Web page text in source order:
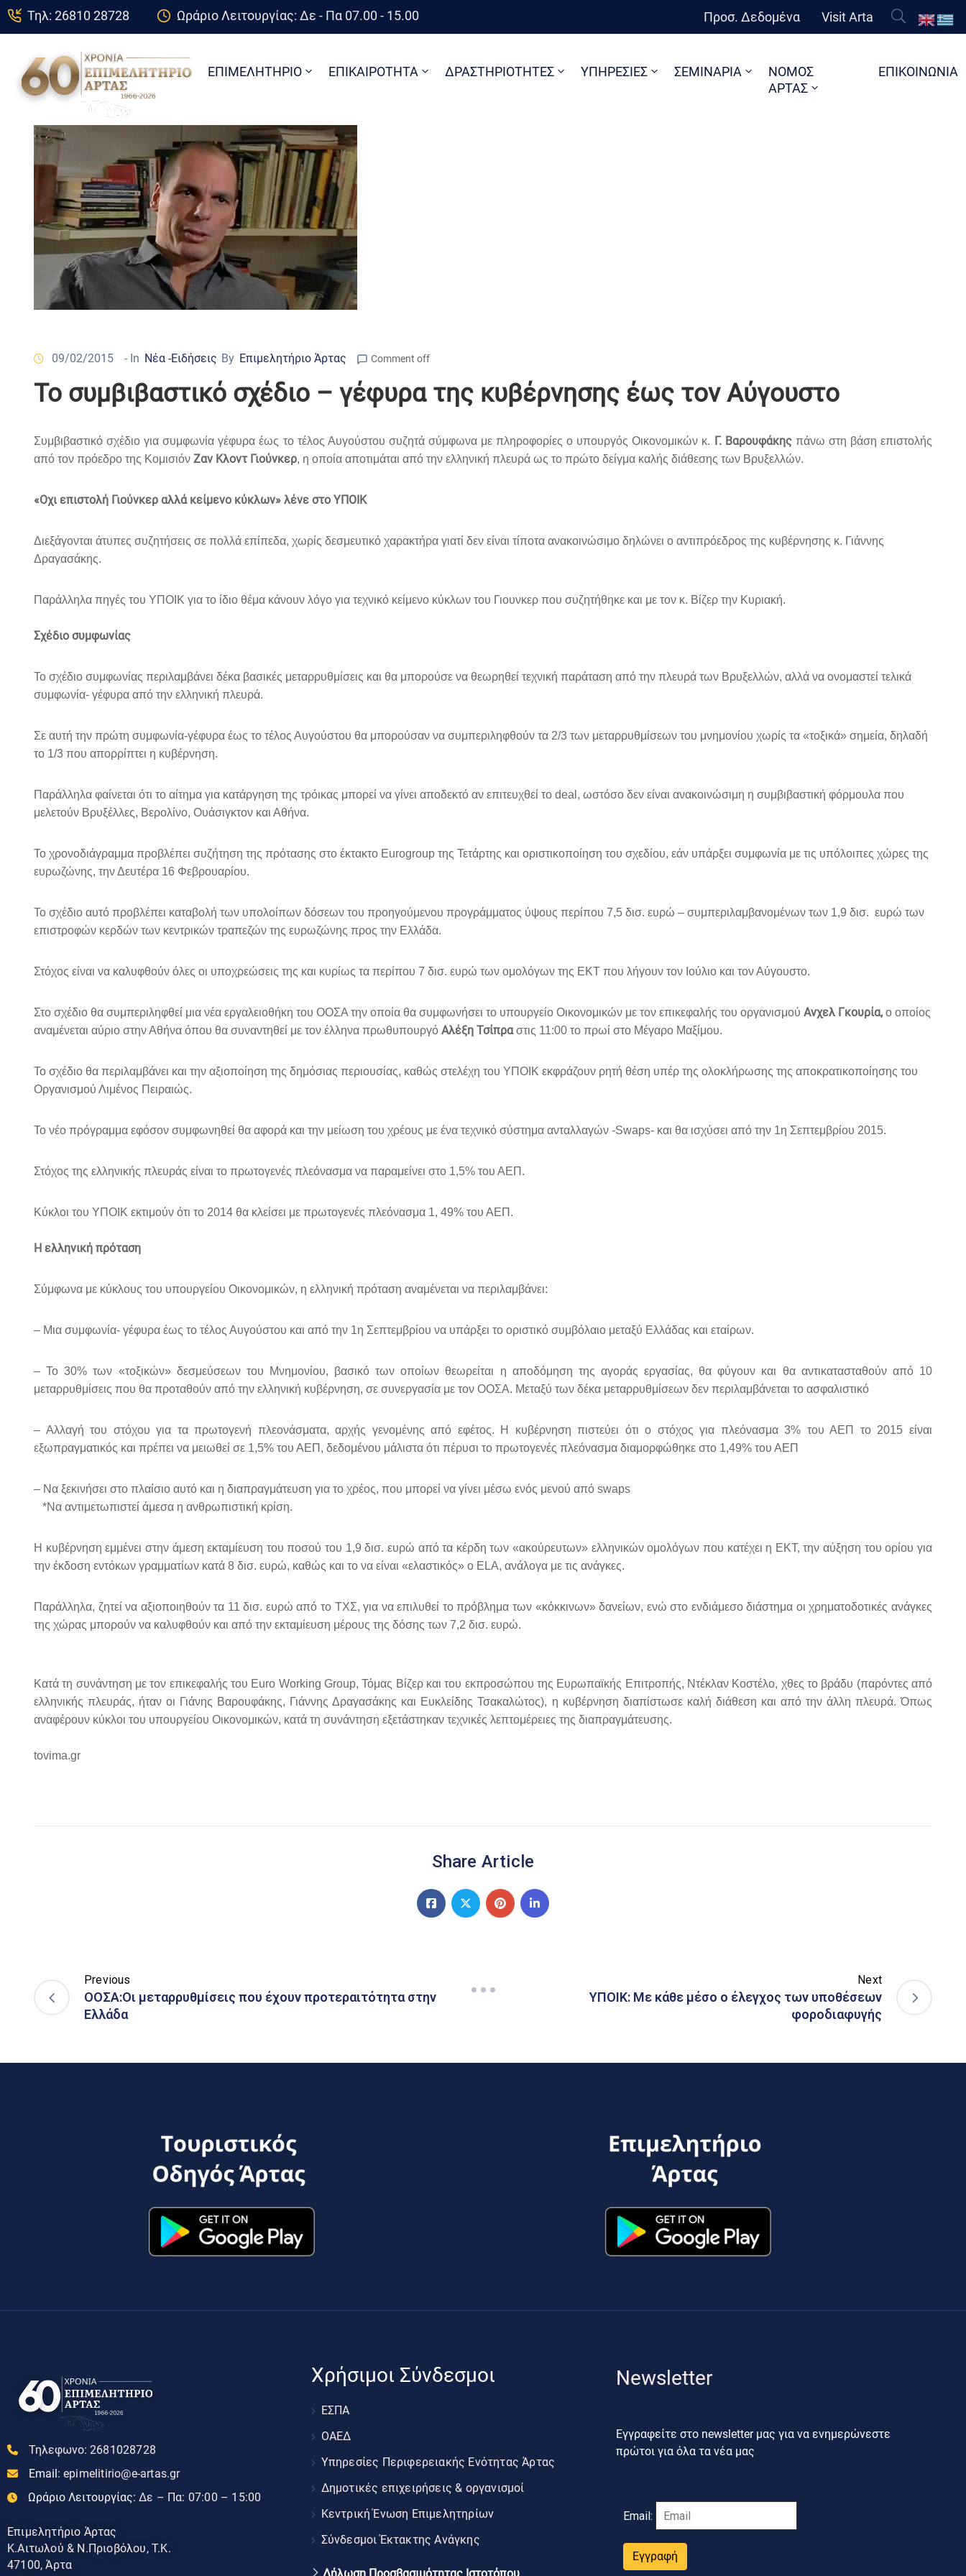
Τηλ: 26810 28728 Ωράριο Λειτουργίας: Δε - Πα 07.00 - 15.00 Προσ. Δεδομένα Visit Arta
ΕΠΙΜΕΛΗΤΗΡΙΟ ΕΠΙΚΑΙΡΟΤΗΤΑ ΔΡΑΣΤΗΡΙΟΤΗΤΕΣ ΥΠΗΡΕΣΙΕΣ ΣΕΜΙΝΑΡΙΑ
ΝΟΜΟΣ
ΑΡΤΑΣ
ΕΠΙΚΟΙΝΩΝΙΑ
09/02/2015 - In Νέα -Ειδήσεις By Επιμελητήριο Άρτας Comment off
Το συμβιβαστικό σχέδιο – γέφυρα της κυβέρνησης έως τον Αύγουστο
Συμβιβαστικό σχέδιο για συμφωνία γέφυρα έως το τέλος Αυγούστου συζητά σύμφωνα με πληροφορίες ο υπουργός Οικονομικών κ. Γ. Βαρουφάκηςπάνω στη βάση επιστολής
από τον πρόεδρο της Κομισιόν Ζαν Κλοντ Γιούνκερ, η οποία αποτιμάται από την ελληνική πλευρά ως το πρώτο δείγμα καλής διάθεσης των Βρυξελλών.
«Οχι επιστολή Γιούνκερ αλλά κείμενο κύκλων» λένε στο ΥΠΟΙΚ
Διεξάγονται άτυπες συζητήσεις σε πολλά επίπεδα, χωρίς δεσμευτικό χαρακτήρα γιατί δεν είναι τίποτα ανακοινώσιμο δηλώνει ο αντιπρόεδρος της κυβέρνησης κ. Γιάννης
Δραγασάκης.
Παράλληλα πηγές του ΥΠΟΙΚ για το ίδιο θέμα κάνουν λόγο για τεχνικό κείμενο κύκλων του Γιουνκερ που συζητήθηκε και με τον κ. Βίζερ την Κυριακή.
Σχέδιο συμφωνίας
Το σχέδιο συμφωνίας περιλαμβάνει δέκα βασικές μεταρρυθμίσεις και θα μπορούσε να θεωρηθεί τεχνική παράταση από την πλευρά των Βρυξελλών, αλλά να ονομαστεί τελικά
συμφωνία- γέφυρα από την ελληνική πλευρά.
Σε αυτή την πρώτη συμφωνία-γέφυρα έως το τέλος Αυγούστου θα μπορούσαν να συμπεριληφθούν τα 2/3 των μεταρρυθμίσεων του μνημονίου χωρίς τα «τοξικά» σημεία, δηλαδή
το 1/3 που απορρίπτει η κυβέρνηση.
Παράλληλα φαίνεται ότι το αίτημα για κατάργηση της τρόικας μπορεί να γίνει αποδεκτό αν επιτευχθεί το deal, ωστόσο δεν είναι ανακοινώσιμη η συμβιβαστική φόρμουλα που
μελετούν Βρυξέλλες, Βερολίνο, Ουάσιγκτον και Αθήνα.
Το χρονοδιάγραμμα προβλέπει συζήτηση της πρότασης στο έκτακτο Eurogroup της Τετάρτης και οριστικοποίηση του σχεδίου, εάν υπάρξει συμφωνία με τις υπόλοιπες χώρες της
ευρωζώνης, την Δευτέρα 16 Φεβρουαρίου.
Το σχέδιο αυτό προβλέπει καταβολή των υπολοίπων δόσεων του προηγούμενου προγράμματος ύψους περίπου 7,5 δισ. ευρώ – συμπεριλαμβανομένων των 1,9 δισ. ευρώ των
επιστροφών κερδών των κεντρικών τραπεζών της ευρωζώνης προς την Ελλάδα.
Στόχος είναι να καλυφθούν όλες οι υποχρεώσεις της και κυρίως τα περίπου 7 δισ. ευρώ των ομολόγων της ΕΚΤ που λήγουν τον Ιούλιο και τον Αύγουστο.
Στο σχέδιο θα συμπεριληφθεί μια νέα εργαλειοθήκη του ΟΟΣΑ την οποία θα συμφωνήσει το υπουργείο Οικονομικών με τον επικεφαλής του οργανισμού Ανχελ Γκουρία, ο οποίος
αναμένεται αύριο στην Αθήνα όπου θα συναντηθεί με τον έλληνα πρωθυπουργό Αλέξη Τσίπραστις 11:00 το πρωί στο Μέγαρο Μαξίμου.
Το σχέδιο θα περιλαμβάνει και την αξιοποίηση της δημόσιας περιουσίας, καθώς στελέχη του ΥΠΟΙΚ εκφράζουν ρητή θέση υπέρ της ολοκλήρωσης της αποκρατικοποίησης του
Οργανισμού Λιμένος Πειραιώς.
Το νέο πρόγραμμα εφόσον συμφωνηθεί θα αφορά και την μείωση του χρέους με ένα τεχνικό σύστημα ανταλλαγών -Swaps- και θα ισχύσει από την 1η Σεπτεμβρίου 2015.
Στόχος της ελληνικής πλευράς είναι το πρωτογενές πλεόνασμα να παραμείνει στο 1,5% του ΑΕΠ.
Κύκλοι του ΥΠΟΙΚ εκτιμούν ότι το 2014 θα κλείσει με πρωτογενές πλεόνασμα 1, 49% του ΑΕΠ.
Η ελληνική πρόταση
Σύμφωνα με κύκλους του υπουργείου Οικονομικών, η ελληνική πρόταση αναμένεται να περιλαμβάνει:
– Μια συμφωνία- γέφυρα έως το τέλος Αυγούστου και από την 1η Σεπτεμβρίου να υπάρξει το οριστικό συμβόλαιο μεταξύ Ελλάδας και εταίρων.
– Το 30% των «τοξικών» δεσμεύσεων του Μνημονίου, βασικό των οποίων θεωρείται η αποδόμηση της αγοράς εργασίας, θα φύγουν και θα αντικατασταθούν από 10
μεταρρυθμίσεις που θα προταθούν από την ελληνική κυβέρνηση, σε συνεργασία με τον ΟΟΣΑ. Μεταξύ των δέκα μεταρρυθμίσεων δεν περιλαμβάνεται το ασφαλιστικό
– Αλλαγή του στόχου για τα πρωτογενή πλεονάσματα, αρχής γενομένης από εφέτος. Η κυβέρνηση πιστεύει ότι ο στόχος για πλεόνασμα 3% του ΑΕΠ το 2015 είναι
εξωπραγματικός και πρέπει να μειωθεί σε 1,5% του ΑΕΠ, δεδομένου μάλιστα ότι πέρυσι το πρωτογενές πλεόνασμα διαμορφώθηκε στο 1,49% του ΑΕΠ
– Να ξεκινήσει στο πλαίσιο αυτό και η διαπραγμάτευση για το χρέος, που μπορεί να γίνει μέσω ενός μενού από swaps
*Να αντιμετωπιστεί άμεσα η ανθρωπιστική κρίση.
Η κυβέρνηση εμμένει στην άμεση εκταμίευση του ποσού του 1,9 δισ. ευρώ από τα κέρδη των «ακούρευτων» ελληνικών ομολόγων που κατέχει η ΕΚΤ, την αύξηση του ορίου για
την έκδοση εντόκων γραμματίων κατά 8 δισ. ευρώ, καθώς και το να είναι «ελαστικός» ο ELA, ανάλογα με τις ανάγκες.
Παράλληλα, ζητεί να αξιοποιηθούν τα 11 δισ. ευρώ από το ΤΧΣ, για να επιλυθεί το πρόβλημα των «κόκκινων» δανείων, ενώ στο ενδιάμεσο διάστημα οι χρηματοδοτικές ανάγκες
της χώρας μπορούν να καλυφθούν και από την εκταμίευση μέρους της δόσης των 7,2 δισ. ευρώ.
Κατά τη συνάντηση με τον επικεφαλής του Euro Working Group, Τόμας Βίζερ και του εκπροσώπου της Ευρωπαϊκής Επιτροπής, Ντέκλαν Κοστέλο, χθες το βράδυ (παρόντες από
ελληνικής πλευράς, ήταν οι Γιάνης Βαρουφάκης, Γιάννης Δραγασάκης και Ευκλείδης Τσακαλώτος), η κυβέρνηση διαπίστωσε καλή διάθεση και από την άλλη πλευρά. Όπως
αναφέρουν κύκλοι του υπουργείου Οικονομικών, κατά τη συνάντηση εξετάστηκαν τεχνικές λεπτομέρειες της διαπραγμάτευσης.
tovima.gr
Share Article
Previous
ΟΟΣΑ:Οι μεταρρυθμίσεις που έχουν προτεραιτότητα στην
Ελλάδα
Next
ΥΠΟΙΚ: Με κάθε μέσο ο έλεγχος των υποθέσεων
φοροδιαφυγής
Τηλεφωνο: 2681028728
Email: epimelitirio@e-artas.gr
Ωράριο Λειτουργίας: Δε – Πα: 07:00 – 15:00
Επιμελητήριο Άρτας
Κ.Αιτωλού & Ν.Πριοβόλου, Τ.Κ.
47100, Άρτα
Χρήσιμοι Σύνδεσμοι
ΕΣΠΑ
ΟΑΕΔ
Υπηρεσίες Περιφερειακής Ενότητας Άρτας
Δημοτικές επιχειρήσεις & οργανισμοί
Κεντρική Ένωση Επιμελητηρίων
Σύνδεσμοι Έκτακτης Ανάγκης
Newsletter
Εγγραφείτε στο newsletter μας για να ενημερώνεστε
πρώτοι για όλα τα νέα μας
Email:
Εγγραφή